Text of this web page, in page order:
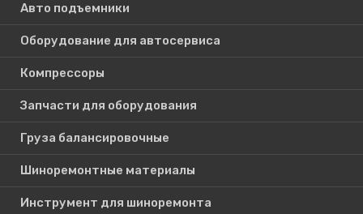
Авто подъемники
Оборудование для автосервиса
Компрессоры
Запчасти для оборудования
Груза балансировочные
Шиноремонтные материалы
Инструмент для шиноремонта
Каталог
Шиномонтажное